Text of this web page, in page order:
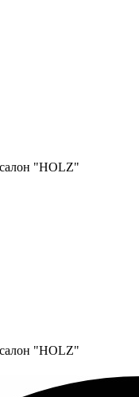
"HOLZ"
"HOLZ"